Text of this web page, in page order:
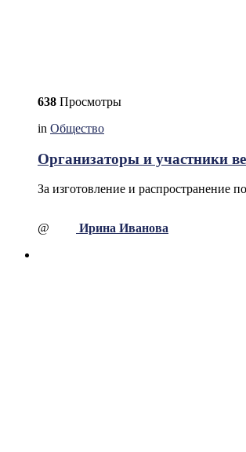
638 Просмотры
in Общество
Организаторы и участники
За изготовление и распространение
@ Ирина Иванова